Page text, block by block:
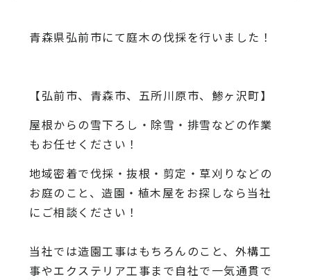
青森県弘前市にて庭木の伐採を行いました！
【弘前市、青森市、五所川原市、鯵ヶ沢町】
屋根からの雪下ろし・除雪・排雪などの作業
もお任せください！
地域密着で伐採・抜根・剪定・草刈りなどの
お庭のこと、造園・ 植木屋をお探しなら当社
にご相談ください！
当社では造園工事はもちろんのこと、 外構工
事やエクステリア工事まで自社で一気通貫で